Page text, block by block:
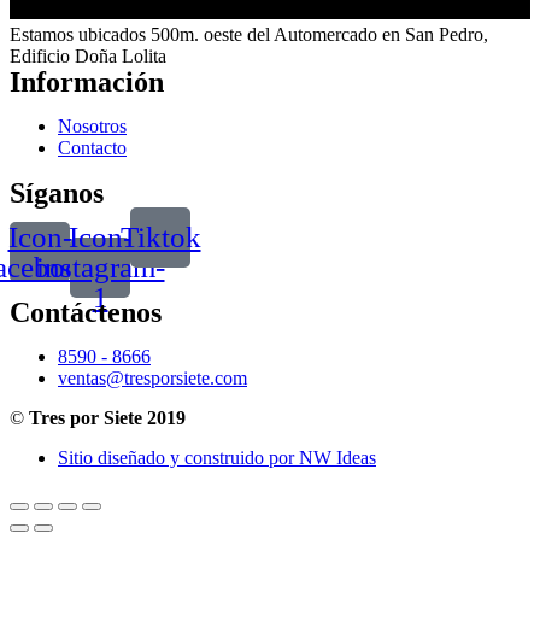
Estamos ubicados 500m. oeste del Automercado en San Pedro,
Edificio Doña Lolita
Información
Nosotros
Contacto
Síganos
Icon-Icon-
instagram-
1
Tiktok
Contáctenos
8590 - 8666
ventas@tresporsiete.com
© Tres por Siete 2019
Sitio diseñado y construido por NW Ideas